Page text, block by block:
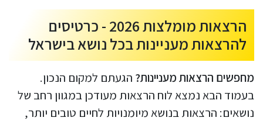
הרצאות מומלצות 2026 - כרטיסים
להרצאות מעניינות בכל נושא בישראל
מחפשים הרצאות מעניינות? הגעתם למקום הנכון.
בעמוד הבא נמצא לוח הרצאות מעודכן במגוון רחב של
נושאים: הרצאות בנושא מיומנויות לחיים טובים יותר,